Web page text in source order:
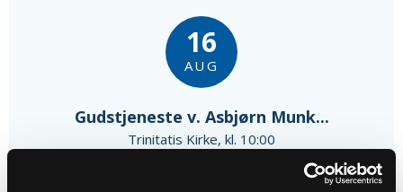
16
AUG
Gudstjeneste v. Asbjørn Munk...
Trinitatis Kirke, kl. 10:00